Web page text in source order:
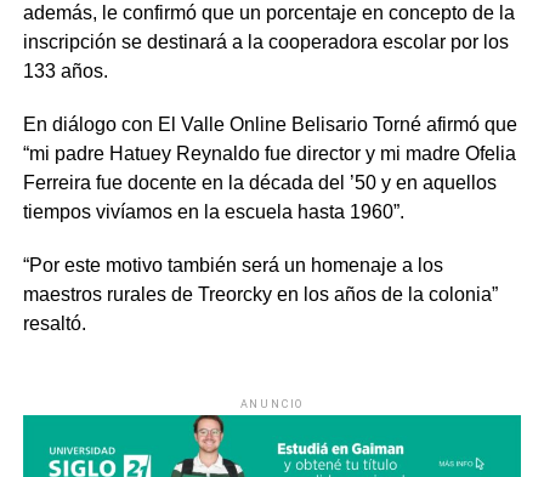
además, le confirmó que un porcentaje en concepto de la
inscripción se destinará a la cooperadora escolar por los
133 años.
En diálogo con El Valle Online Belisario Torné afirmó que
“mi padre Hatuey Reynaldo fue director y mi madre Ofelia
Ferreira fue docente en la década del ’50 y en aquellos
tiempos vivíamos en la escuela hasta 1960”.
“Por este motivo también será un homenaje a los
maestros rurales de Treorcky en los años de la colonia”
resaltó.
ANUNCIO